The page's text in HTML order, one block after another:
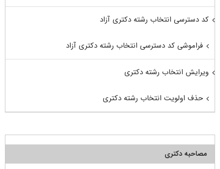
کد دسترسی انتخاب رشته دکتری آزاد
فراموشی کد دسترسی انتخاب رشته دکتری آزاد
ویرایش انتخاب رشته دکتری
حذف اولویت انتخاب رشته دکتری
مصاحبه دکتری